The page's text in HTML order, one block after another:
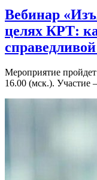
Вебинар
целях КРТ:
Мероприятие
16.00 (мск.). Участие